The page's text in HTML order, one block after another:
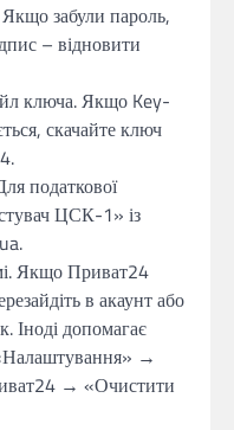
забули пароль,
– відновити
ключа. Якщо Key-
скачайте ключ
податкової
ЦСК-1» із
Якщо Приват24
в акаунт або
Іноді допомагає
→
→ «Очистити